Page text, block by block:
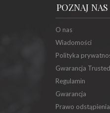
POZNAJ NAS
O nas
Wiadomości
Polityka
Gwarancja
Regulamin
Gwarancja
Prawo